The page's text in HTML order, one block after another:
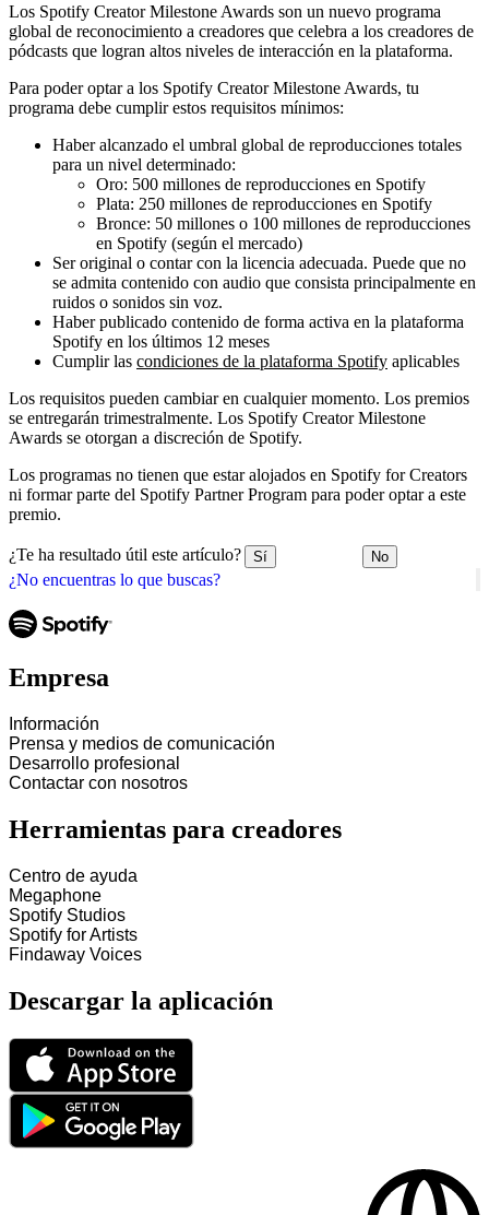
¿No encuentras lo que buscas?
Los Spotify Creator Milestone Awards son un nuevo programa
global de reconocimiento a creadores que celebra a los creadores de
pódcasts que logran altos niveles de interacción en la plataforma.
Para poder optar a los Spotify Creator Milestone Awards, tu
programa debe cumplir estos requisitos mínimos:
Haber alcanzado el umbral global de reproducciones totales
para un nivel determinado:
Oro: 500 millones de reproducciones en Spotify
Plata: 250 millones de reproducciones en Spotify
Bronce: 50 millones o 100 millones de reproducciones
en Spotify (según el mercado)
Ser original o contar con la licencia adecuada. Puede que no
se admita contenido con audio que consista principalmente en
ruidos o sonidos sin voz.
Haber publicado contenido de forma activa en la plataforma
Spotify en los últimos 12 meses
Cumplir las condiciones de la plataforma Spotify aplicables
Los requisitos pueden cambiar en cualquier momento. Los premios
se entregarán trimestralmente. Los Spotify Creator Milestone
Awards se otorgan a discreción de Spotify.
Los programas no tienen que estar alojados en Spotify for Creators
ni formar parte del Spotify Partner Program para poder optar a este
premio.
¿Te ha resultado útil este artículo? Sí No
Empresa
Información
Prensa y medios de comunicación
Desarrollo profesional
Contactar con nosotros
Herramientas para creadores
Centro de ayuda
Megaphone
Spotify Studios
Spotify for Artists
Findaway Voices
Descargar la aplicación